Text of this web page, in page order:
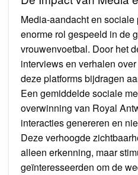
Media-aandacht en
enorme rol gespeeld in de
vrouwenvoetbal. Door het
interviews en verhalen
deze platforms bijdragen
Een gemiddelde sociale
overwinning van Royal
interacties genereren en
Deze verhoogde
alleen erkenning, maar
geïnteresseerden om de